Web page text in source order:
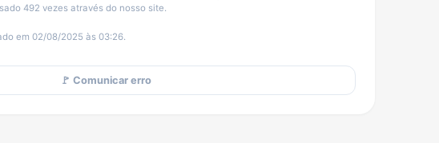
492 vezes através do nosso site.
em 02/08/2025 às 03:26.
🚩 Comunicar erro